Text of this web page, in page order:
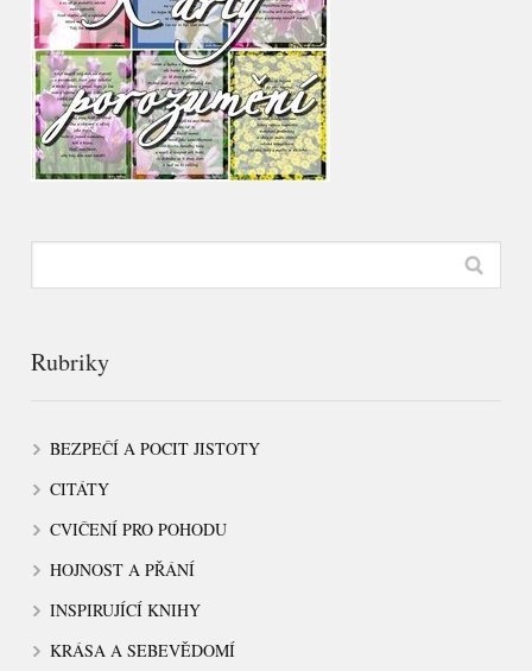
Rubriky
BEZPEČÍ A POCIT JISTOTY
CITÁTY
CVIČENÍ PRO POHODU
HOJNOST A PŘÁNÍ
INSPIRUJÍCÍ KNIHY
KRÁSA A SEBEVĚDOMÍ